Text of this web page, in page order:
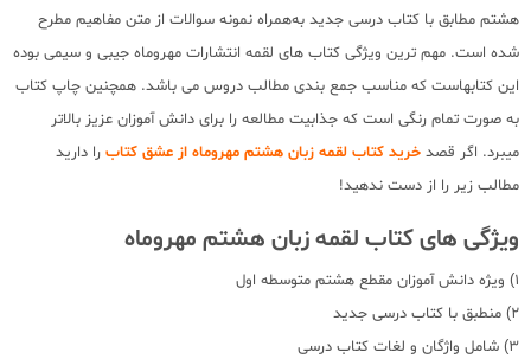
هشتم مطابق با کتاب درسی جدید به‌همراه نمونه سوالات از متن مفاهیم مطرح
شده است. مهم ترین ویژگی کتاب های لقمه انتشارات مهروماه جیبی و سیمی بوده
این کتابهاست که مناسب جمع بندی مطالب دروس می باشد. همچنین چاپ کتاب
به صورت تمام رنگی است که جذابیت مطالعه را برای دانش آموزان عزیز بالاتر
میبرد. اگر قصد خرید کتاب لقمه زبان هشتم مهروماه از عشق کتاب را دارید
مطالب زیر را از دست ندهید!
ویژگی های کتاب لقمه زبان هشتم مهروماه
1) ویژه دانش آموزان مقطع هشتم متوسطه اول
2) منطبق با کتاب درسی جدید
3) شامل واژگان و لغات کتاب درسی